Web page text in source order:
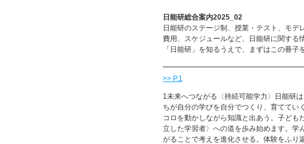
日能研総合案内2025_02
日能研のステージ制、授業・テスト、モ
費用、スケジュールなど、日能研に関する
「日能研」を知るうえで、まずはこの冊子
>> P.1
1未来へつながる〈持続可能学力〉日能研
ちが自分の学びを自分でつくり、育ててい
コロを動かしながら知識と出あう。子ども
立した学習者〉への道を歩み始めます。学
がることで考えを進化させる。体験をふり